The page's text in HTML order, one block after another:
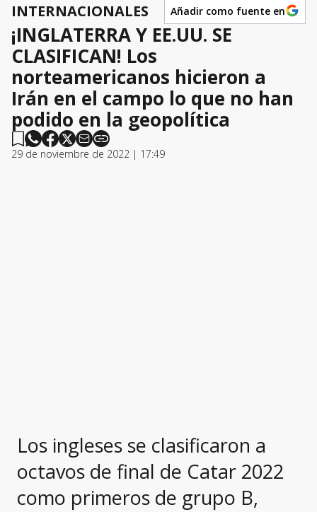
INTERNACIONALES Añadir como fuente en
¡INGLATERRA Y EE.UU. SE
CLASIFICAN! Los
norteamericanos hicieron a
Irán en el campo lo que no han
podido en la geopolítica
29 de noviembre de 2022 | 17:49
Los ingleses se clasificaron a
octavos de final de Catar 2022
como primeros de grupo B,